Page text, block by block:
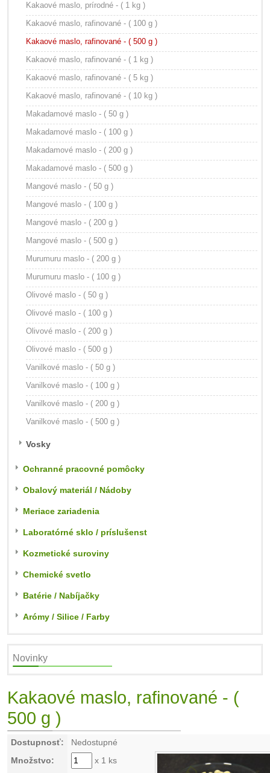
Kakaové maslo, prírodné - ( 1 kg )
Kakaové maslo, rafinované - ( 100 g )
Kakaové maslo, rafinované - ( 500 g )
Kakaové maslo, rafinované - ( 1 kg )
Kakaové maslo, rafinované - ( 5 kg )
Kakaové maslo, rafinované - ( 10 kg )
Makadamové maslo - ( 50 g )
Makadamové maslo - ( 100 g )
Makadamové maslo - ( 200 g )
Makadamové maslo - ( 500 g )
Mangové maslo - ( 50 g )
Mangové maslo - ( 100 g )
Mangové maslo - ( 200 g )
Mangové maslo - ( 500 g )
Murumuru maslo - ( 200 g )
Murumuru maslo - ( 100 g )
Olivové maslo - ( 50 g )
Olivové maslo - ( 100 g )
Olivové maslo - ( 200 g )
Olivové maslo - ( 500 g )
Vanilkové maslo - ( 50 g )
Vanilkové maslo - ( 100 g )
Vanilkové maslo - ( 200 g )
Vanilkové maslo - ( 500 g )
Vosky
Ochranné pracovné pomôcky
Obalový materiál / Nádoby
Meriace zariadenia
Laboratórné sklo / príslušenst
Kozmetické suroviny
Chemické svetlo
Batérie / Nabíjačky
Arómy / Silice / Farby
Novinky
Kakaové maslo, rafinované - (
500 g )
Dostupnosť:
Nedostupné
Množstvo:
x 1 ks